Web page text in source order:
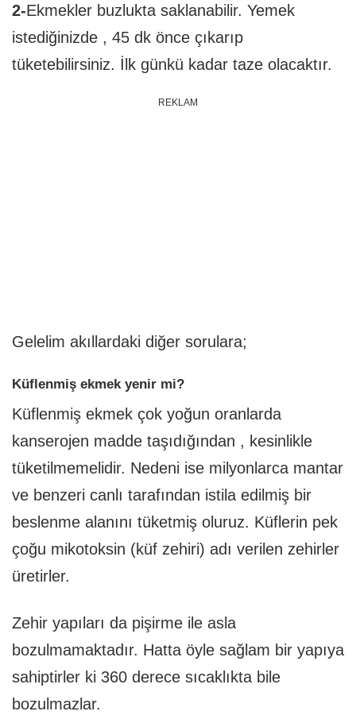
2-Ekmekler buzlukta saklanabilir. Yemek
istediğinizde , 45 dk önce çıkarıp
tüketebilirsiniz. İlk günkü kadar taze olacaktır.
REKLAM
Gelelim akıllardaki diğer sorulara;
Küflenmiş ekmek yenir mi?
Küflenmiş ekmek çok yoğun oranlarda
kanserojen madde taşıdığından , kesinlikle
tüketilmemelidir. Nedeni ise milyonlarca mantar
ve benzeri canlı tarafından istila edilmiş bir
beslenme alanını tüketmiş oluruz. Küflerin pek
çoğu mikotoksin (küf zehiri) adı verilen zehirler
üretirler.
Zehir yapıları da pişirme ile asla
bozulmamaktadır. Hatta öyle sağlam bir yapıya
sahiptirler ki 360 derece sıcaklıkta bile
bozulmazlar.